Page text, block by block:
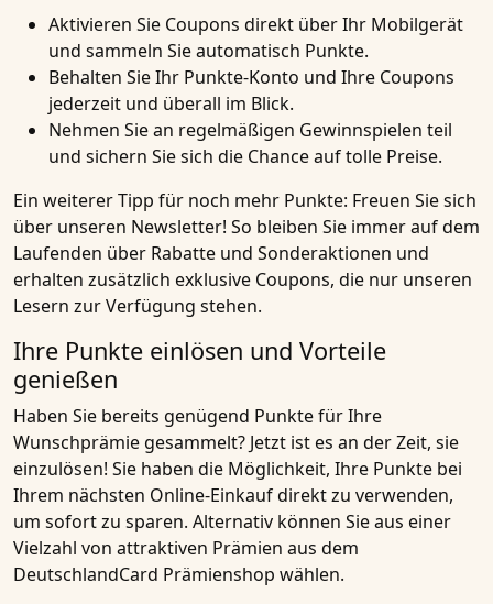
Aktivieren Sie Coupons direkt über Ihr Mobilgerät
und sammeln Sie automatisch Punkte.
Behalten Sie Ihr Punkte-Konto und Ihre Coupons
jederzeit und überall im Blick.
Nehmen Sie an regelmäßigen Gewinnspielen teil
und sichern Sie sich die Chance auf tolle Preise.
Ein weiterer Tipp für noch mehr Punkte: Freuen Sie sich
über unseren Newsletter! So bleiben Sie immer auf dem
Laufenden über Rabatte und Sonderaktionen und
erhalten zusätzlich exklusive Coupons, die nur unseren
Lesern zur Verfügung stehen.
Ihre Punkte einlösen und Vorteile
genießen
Haben Sie bereits genügend Punkte für Ihre
Wunschprämie gesammelt? Jetzt ist es an der Zeit, sie
einzulösen! Sie haben die Möglichkeit, Ihre Punkte bei
Ihrem nächsten Online-Einkauf direkt zu verwenden,
um sofort zu sparen. Alternativ können Sie aus einer
Vielzahl von attraktiven Prämien aus dem
DeutschlandCard Prämienshop wählen.